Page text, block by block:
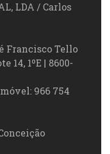
LDA / Carlos
Francisco Tello
14, 1ºE | 8600-
966 754